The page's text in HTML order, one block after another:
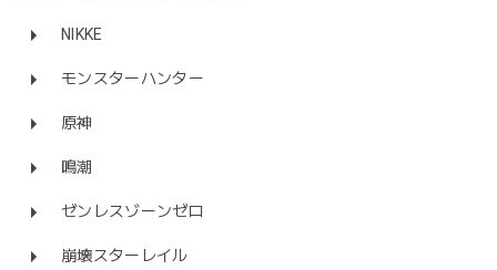
NIKKE
モンスターハンター
原神
鳴潮
ゼンレスゾーンゼロ
崩壊スターレイル